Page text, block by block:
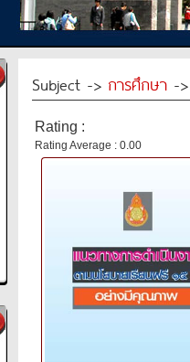
Subject -> การศึกษา -
Rating :
Rating Average : 0.00